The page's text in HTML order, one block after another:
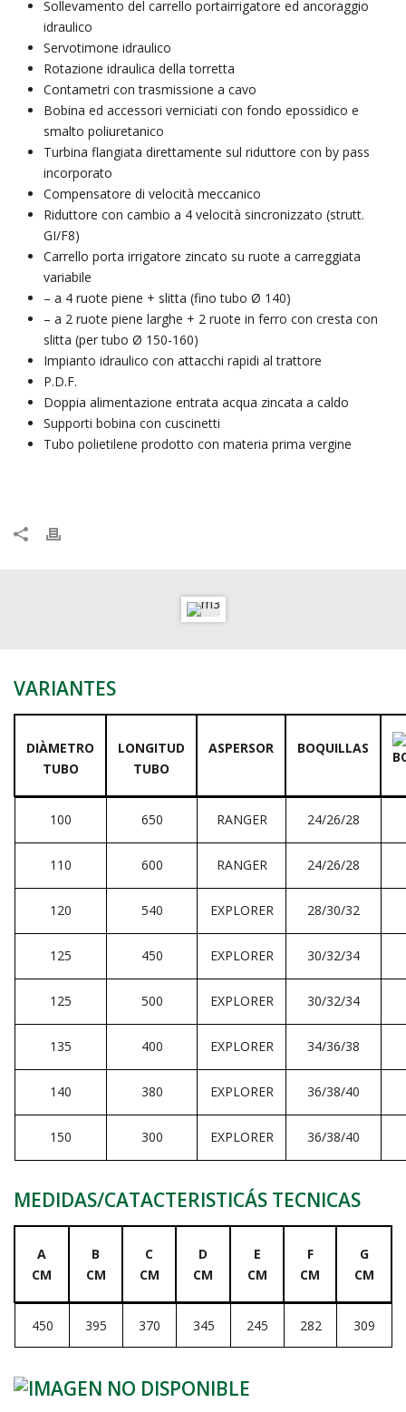
Sollevamento del carrello portairrigatore ed ancoraggio
idraulico
Servotimone idraulico
Rotazione idraulica della torretta
Contametri con trasmissione a cavo
Bobina ed accessori verniciati con fondo epossidico e
smalto poliuretanico
Turbina flangiata direttamente sul riduttore con by pass
incorporato
Compensatore di velocità meccanico
Riduttore con cambio a 4 velocità sincronizzato (strutt.
GI/F8)
Carrello porta irrigatore zincato su ruote a carreggiata
variabile
– a 4 ruote piene + slitta (fino tubo Ø 140)
– a 2 ruote piene larghe + 2 ruote in ferro con cresta con
slitta (per tubo Ø 150-160)
Impianto idraulico con attacchi rapidi al trattore
P.D.F.
Doppia alimentazione entrata acqua zincata a caldo
Supporti bobina con cuscinetti
Tubo polietilene prodotto con materia prima vergine
VARIANTES
DIÀMETRO
TUBO
LONGITUD
TUBO
ASPERSOR BOQUILLAS
100 650 RANGER 24/26/28
110 600 RANGER 24/26/28
120 540 EXPLORER 28/30/32
125 450 EXPLORER 30/32/34
125 500 EXPLORER 30/32/34
135 400 EXPLORER 34/36/38
140 380 EXPLORER 36/38/40
150 300 EXPLORER 36/38/40
MEDIDAS/CATACTERISTICÁS TECNICAS
A
CM
B
CM
C
CM
D
CM
E
CM
F
CM
G
CM
450 395 370 345 245 282 309